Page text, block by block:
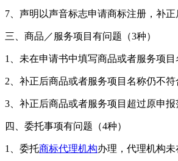
7、声明以声音标志申请商标注册，补
三、商品／服务项目有问题（3种）
1、未在申请书中填写商品或者服务项目
2、补正后商品或者服务项目名称仍不符
3、补正后商品或者服务项目超过原申报
四、委托事项有问题（4种）
1、委托商标代理机构办理，代理机构